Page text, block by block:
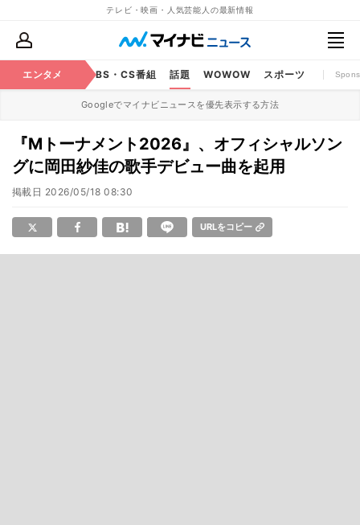
テレビ・映画・人気芸能人の最新情報
エンタメ
映画 YouTube BS・CS番組 話題 WOWOW スポーツ
Googleでマイナビニュースを優先表示する方法
『Mトーナメント2026』、オフィシャルソン
グに岡田紗佳の歌手デビュー曲を起用
掲載日 2026/05/18 08:30
URLをコピー